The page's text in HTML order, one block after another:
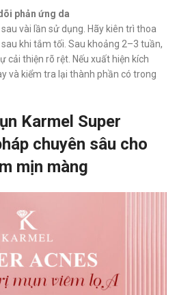
phản ứng da
vài lần sử dụng. Hãy kiên trì thoa
khi tắm tối. Sau khoảng 2–3 tuần,
cải thiện rõ rệt. Nếu xuất hiện kích
và kiểm tra lại thành phần có trong
Karmel Super
chuyên sâu cho
mịn màng